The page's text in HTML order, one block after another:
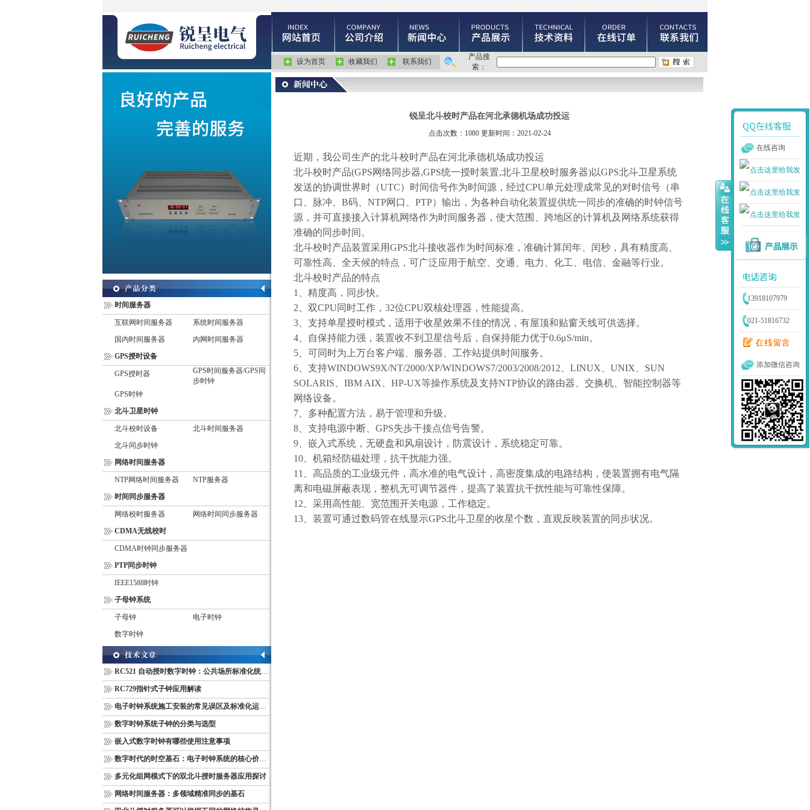
设为首页 收藏我们 联系我们
产品搜
索：
时间服务器
互联网时间服务器
系统时间服务器
国内时间服务器
内网时间服务器
GPS授时设备
GPS授时器
GPS时间服务器/GPS同
步时钟
GPS时钟
北斗卫星时钟
北斗校时设备
北斗时间服务器
北斗同步时钟
网络时间服务器
NTP网络时间服务器
NTP服务器
时间同步服务器
网络校时服务器
网络时间同步服务器
CDMA无线校时
CDMA时钟同步服务器
PTP同步时钟
IEEE1588时钟
子母钟系统
子母钟
电子时钟
数字时钟
RC521 自动授时数字时钟：公共场所标准化统一计时终端
RC729指针式子钟应用解读
电子时钟系统施工安装的常见误区及标准化运维管理规范
数字时钟系统子钟的分类与选型
嵌入式数字时钟有哪些使用注意事项
数字时代的时空基石：电子时钟系统的核心价值与多维意义
多元化组网模式下的双北斗授时服务器应用探讨
网络时间服务器：多领域精准同步的基石
锐呈北斗校时产品在河北承德机场成功投运
点击次数：1080 更新时间：2021-02-24
近期，我公司生产的北斗校时产品在河北承德机场成功投运
北斗校时产品(GPS网络同步器,GPS统一授时装置,北斗卫星校时服务器)以GPS北斗卫星系统
发送的协调世界时（UTC）时间信号作为时间源，经过CPU单元处理成常见的对时信号（串
口、脉冲、 B码、 NTP网口、 PTP）输出，为各种自动化装置提供统一同步的准确的时钟信号
源，并可直接接入计算机网络作为时间服务器，使大范围、跨地区的计算机及网络系统获得
准确的同步时间。
北斗校时产品装置采用GPS北斗接收器作为时间标准，准确计算闰年、闰秒，具有精度高、
可靠性高、全天候的特点，可广泛应用于航空、交通、电力、化工、电信、金融等行业。
北斗校时产品的特点
1
、精度高，同步快。
2 、双CPU同时工作， 32位CPU双核处理器，性能提高。
3、支持单星授时模式，适用于收星效果不佳的情况，有屋顶和贴窗天线可供选择。
4、自保持能力强，装置收不到卫星信号后，自保持能力优于0.6μS/min。
5、可同时为上万台客户端、服务器、工作站提供时间服务。
6、支持WINDOWS9X/NT/2000/XP/WINDOWS7/2003/2008/2012 LINUX UNIX
SUN
SOLARIS
IBM AIX HP-UX等操作系统及支持NTP协议的路由器、交换机、智能控制器等
网络设备。
7、多种配置方法，易于管理和升级。
8、支持电源中断、 GPS失歩干接点信号告警。
9、嵌入式系统，无硬盘和风扇设计，防震设计，系统稳定可靠。
10、机箱经防磁处理，抗干扰能力强。
11
、高品质的工业级元件，高水准的电气设计，高密度集成的电路结构，使装置拥有电气隔
离和电磁屏蔽表现，整机无可调节器件，提高了装置抗干扰性能与可靠性保障。
12 、采用高性能、宽范围开关电源，工作稳定。
13、装置可通过数码管在线显示GPS北斗卫星的收星个数，直观反映装置的同步状况。
在线咨询
13918107979
021-51816732
添加微信咨询